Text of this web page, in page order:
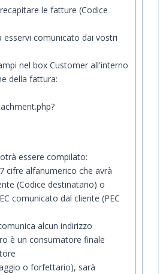
le fatture (Codice
esservi comunicato dai vostri
nel box Customer all'interno
della fattura:
essere compilato:
cifre alfanumerico che avrà
(Codice destinatario) o
comunicato dal cliente (PEC
alcun indirizzo
è un consumatore finale
o forfettario), sarà